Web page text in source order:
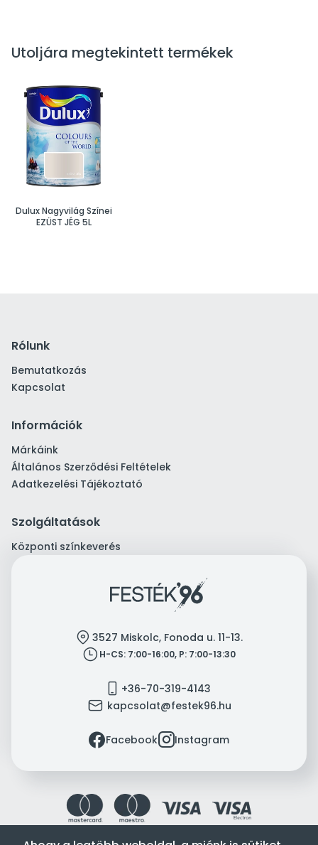
Utoljára megtekintett termékek
Dulux Nagyvilág Színei
EZÜST JÉG 5L
Rólunk
Bemutatkozás
Kapcsolat
Információk
Márkáink
Általános Szerződési Feltételek
Adatkezelési Tájékoztató
Szolgáltatások
Központi színkeverés
location 3527 Miskolc, Fonoda u. 11-13.
clock H-CS: 7:00-16:00, P: 7:00-13:30
mobile +36-70-319-4143
mail kapcsolat@festek96.hu
facebookFacebookinstagramInstagram